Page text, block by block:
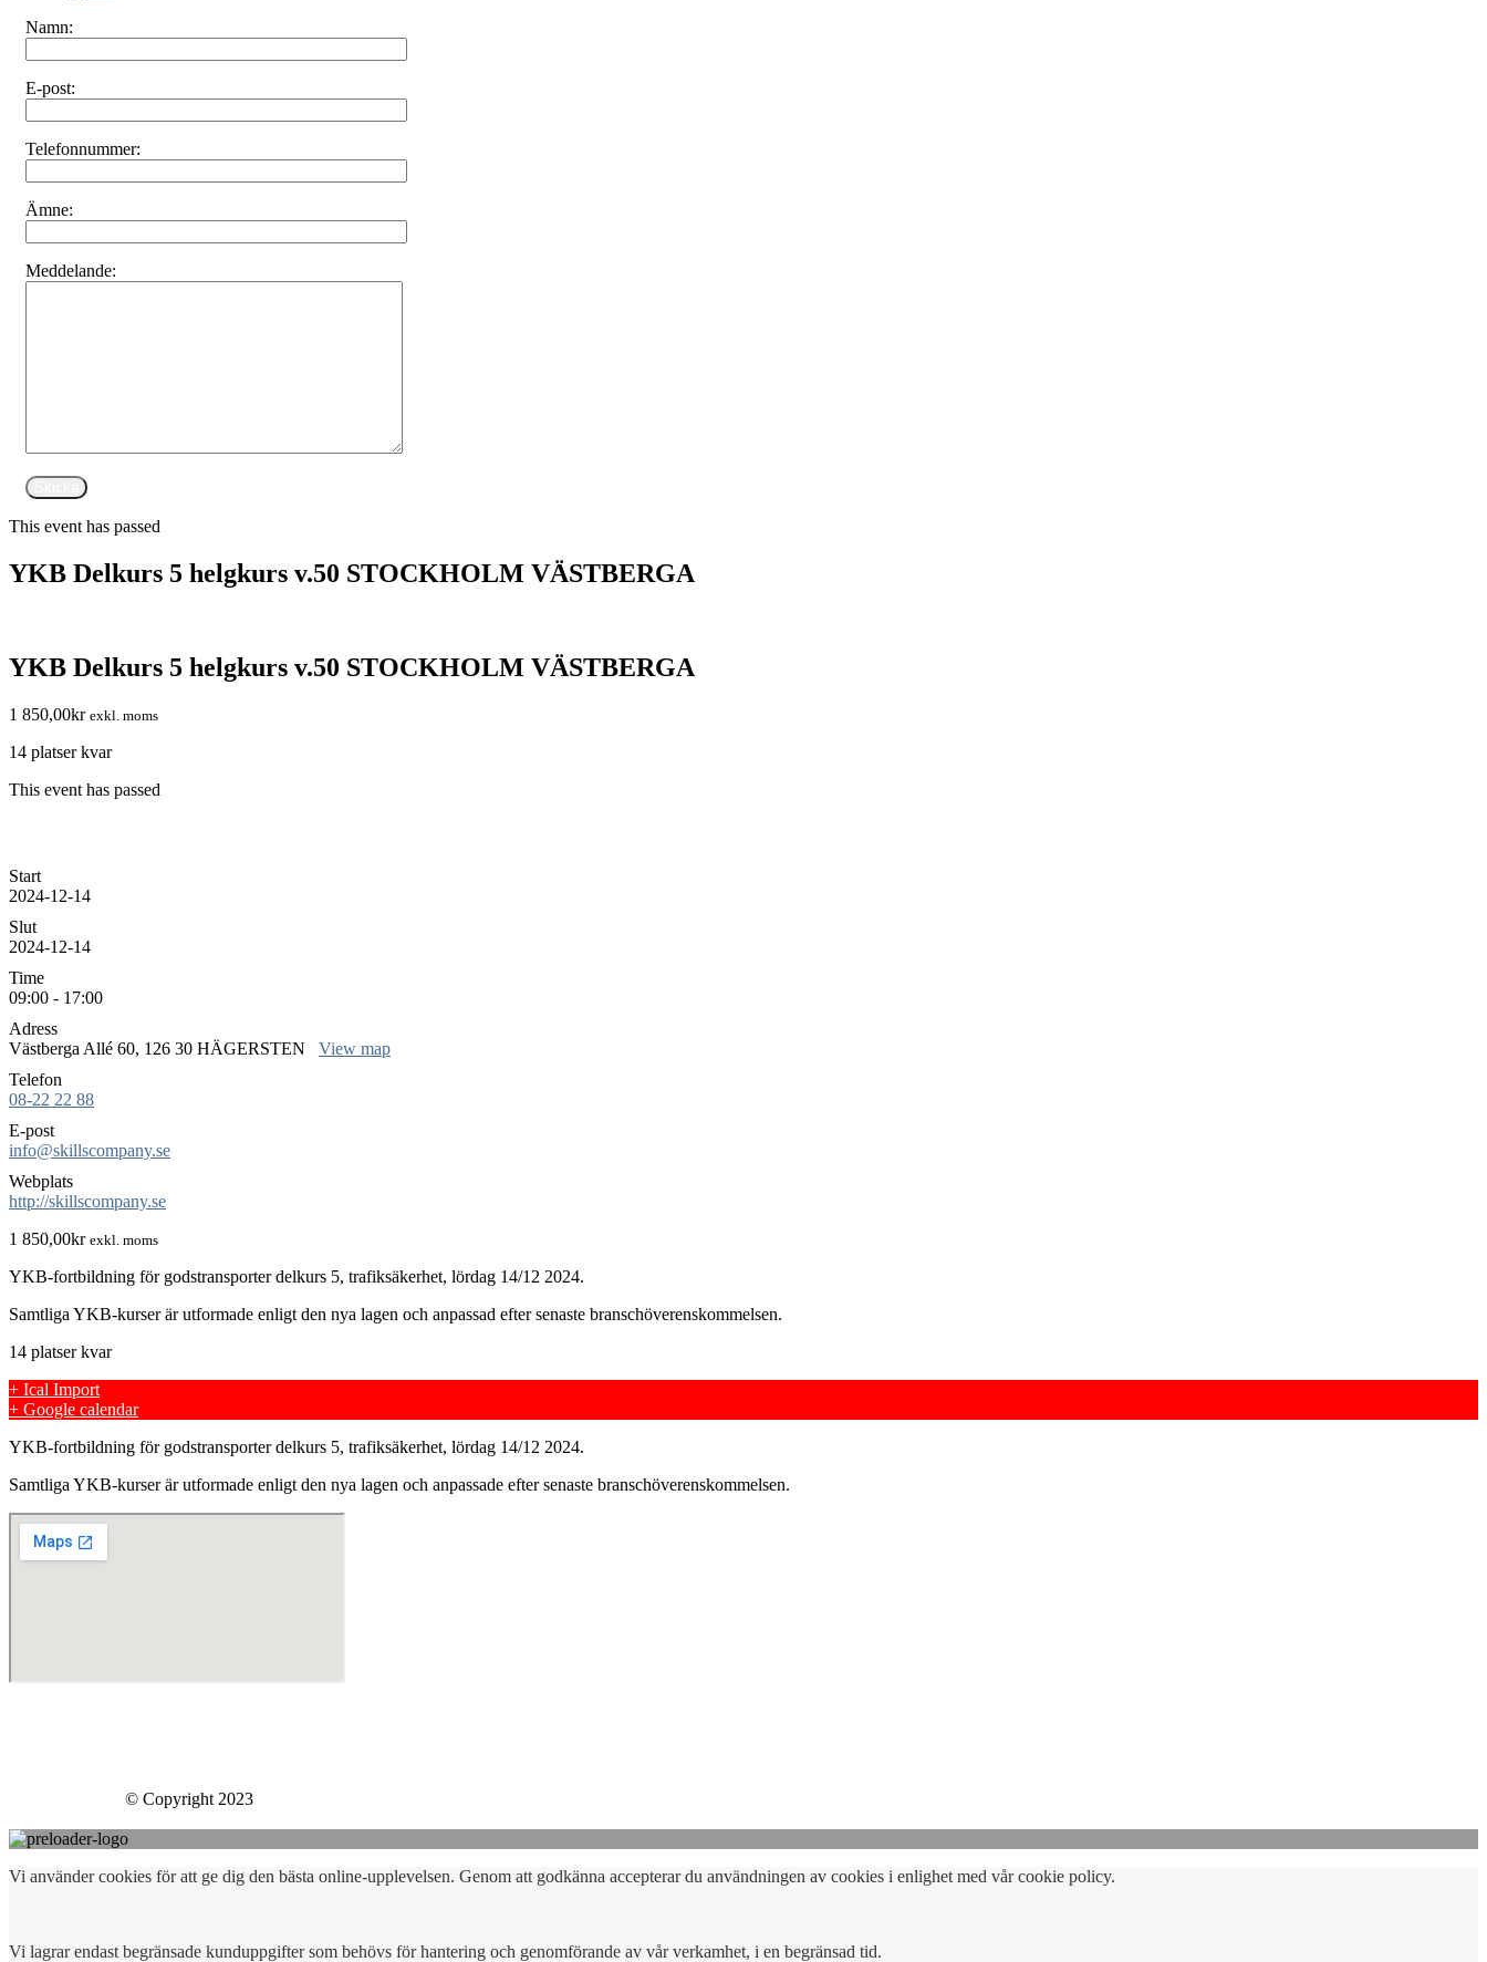
Namn:
E-post:
Telefonnummer:
Ämne:
Meddelande:
This event has passed
YKB Delkurs 5 helgkurs v.50 STOCKHOLM VÄSTBERGA
YKB Delkurs 5 helgkurs v.50 STOCKHOLM VÄSTBERGA
1 850,00kr exkl. moms
14 platser kvar
This event has passed
Start
2024-12-14
Slut
2024-12-14
Time
09:00 - 17:00
Adress
Västberga Allé 60, 126 30 HÄGERSTEN View map
Telefon
08-22 22 88
E-post
info@skillscompany.se
Webplats
http://skillscompany.se
1 850,00kr exkl. moms
YKB-fortbildning för godstransporter delkurs 5, trafiksäkerhet, lördag 14/12 2024.
Samtliga YKB-kurser är utformade enligt den nya lagen och anpassad efter senaste branschöverenskommelsen.
14 platser kvar
+ Ical Import
+ Google calendar
YKB-fortbildning för godstransporter delkurs 5, trafiksäkerhet, lördag 14/12 2024.
Samtliga YKB-kurser är utformade enligt den nya lagen och anpassade efter senaste branschöverenskommelsen.
© Copyright 2023
Vi använder cookies för att ge dig den bästa online-upplevelsen. Genom att godkänna accepterar du användningen av cookies i enlighet med vår cookie policy.
Vi lagrar endast begränsade kunduppgifter som behövs för hantering och genomförande av vår verkamhet, i en begränsad tid.